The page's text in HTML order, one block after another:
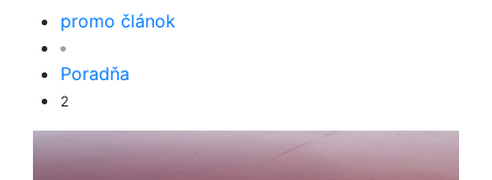
promo článok
Poradňa
2